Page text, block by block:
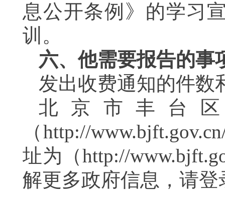
息公开条例》的学习
训。
六、他需要报告的事
发出收费通知的件数
北京市丰台
（http://
址为（http://
解更多政府信息，请登